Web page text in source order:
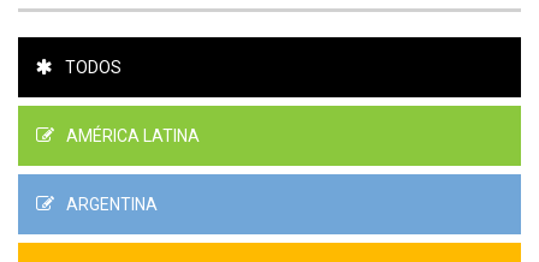
TODOS
AMÉRICA LATINA
ARGENTINA